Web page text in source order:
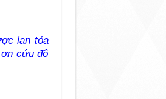
lan tỏa
cứu độ